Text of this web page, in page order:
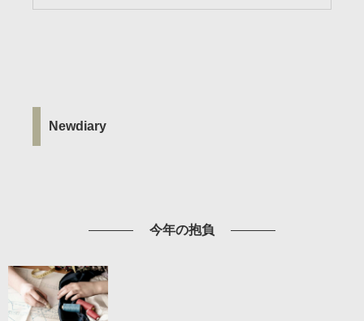
Newdiary
今年の抱負